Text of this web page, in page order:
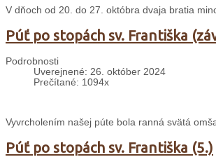
V dňoch od 20. do 27. októbra dvaja bratia
Púť po stopách sv. Františka
Podrobnosti
Uverejnené: 26. október 2024
Prečítané: 1094x
Vyvrcholením našej púte bola ranná svätá
Púť po stopách sv. Františka (5.)